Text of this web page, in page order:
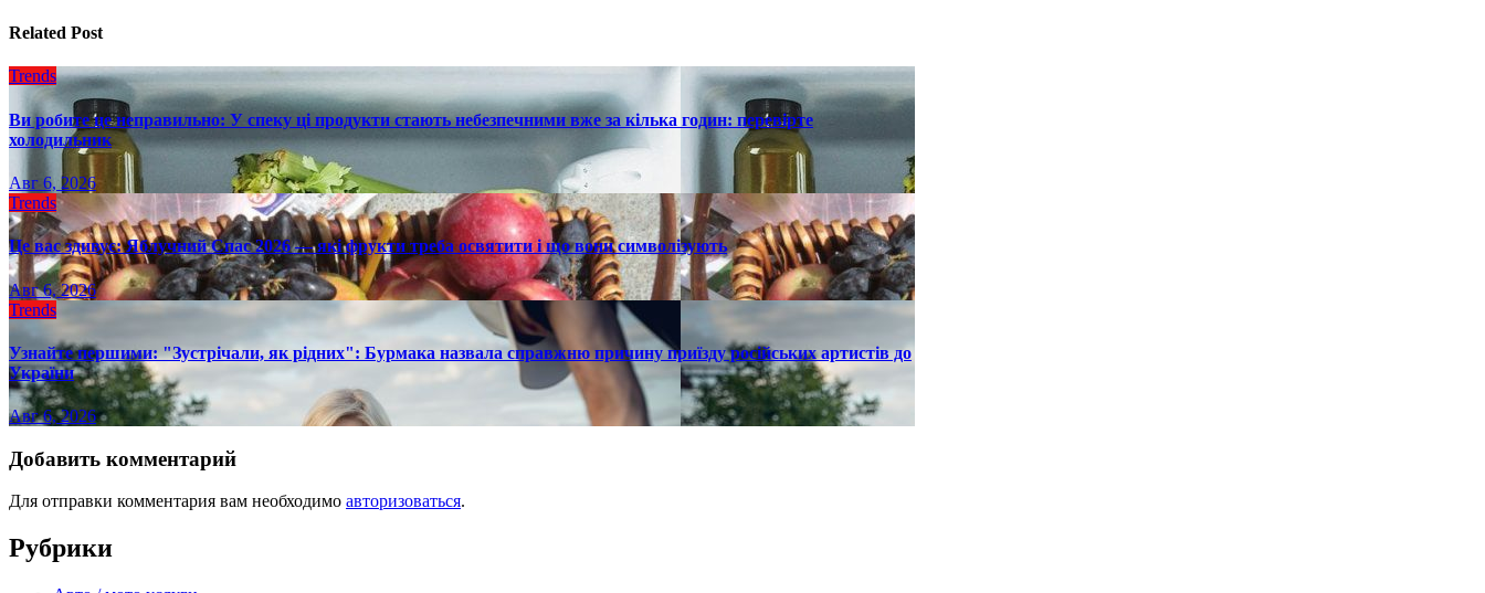
Related Post
Trends
Ви робите це неправильно: У спеку ці продукти стають небезпечними вже за кілька годин: перевірте
холодильник
Авг 6, 2026
Trends
Це вас здивує: Яблучний Спас 2026 — які фрукти треба освятити і що вони символізують
Авг 6, 2026
Trends
Узнайте першими: "Зустрічали, як рідних": Бурмака назвала справжню причину приїзду російських артистів до
України
Авг 6, 2026
Добавить комментарий
Для отправки комментария вам необходимо авторизоваться.
Рубрики